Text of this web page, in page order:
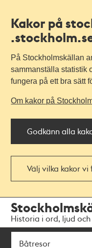
Kakor på
På Stockholmskällan
sammanställa statistik
fungera på ett bra sätt
Om kakor på
Godkänn alla
Välj vilka kakor
navigationen
huvudinnehållet
Historia i ord, ljud
Sök